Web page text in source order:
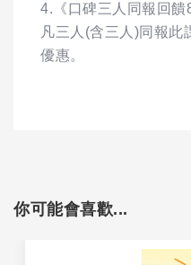
4.《口碑三人同報回饋
凡三人(含三人)同報此
優惠。
你可能會喜歡...